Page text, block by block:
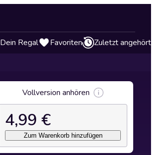
Dein Regal Favoriten Zuletzt angehört
Vollversion anhören
4,99 €
Zum Warenkorb hinzufügen